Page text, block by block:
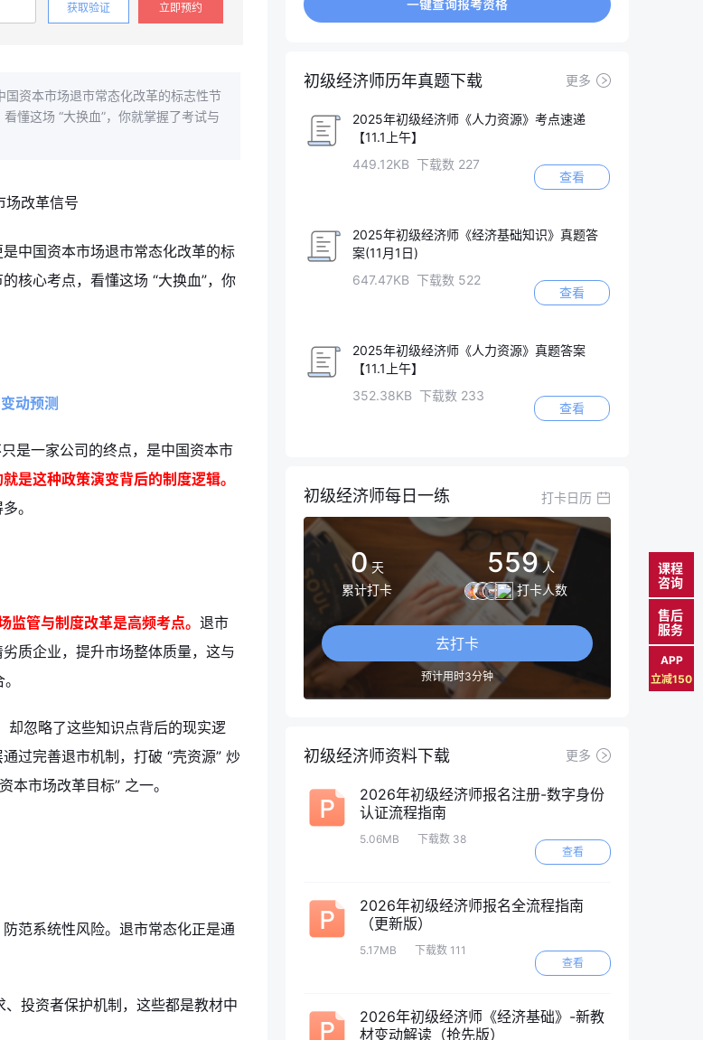
获取验证 立即预约
资本市场退市常态化改革的标志性节
懂这场 “大换血”，你就掌握了考试与
中国资本市场退市常态化改革的标
核心考点，看懂这场 “大换血”，你
动预测
一家公司的终点，是中国资本市
是这种政策演变背后的制度逻辑。
。
管与制度改革是高频考点。 退市
质企业，提升市场整体质量，这与
却忽略了这些知识点背后的现实逻
完善退市机制，打破 “壳资源” 炒
市场改革目标” 之一。
范系统性风险。退市常态化正是通
投资者保护机制，这些都是教材中
初级经济师历年真题下载 更多
2025年初级经济师《人力资源》考点速递
【11.1上午】
449.12KB 下载数 227
查看
2025年初级经济师《经济基础知识》真题答
案(11月1日)
647.47KB 下载数 522
查看
2025年初级经济师《人力资源》真题答案
【11.1上午】
352.38KB 下载数 233
查看
初级经济师每日一练 打卡日历
0 天
累计打卡
559 人
打卡人数
去打卡
预计用时3分钟
初级经济师资料下载 更多
2026年初级经济师报名注册-数字身份
认证流程指南
5.06MB
下载数 38
查看
2026年初级经济师报名全流程指南
（更新版）
5.17MB
下载数 111
查看
2026年初级经济师《经济基础》-新教
材变动解读（抢先版）
课程
咨询
售后
服务
APP
立减150